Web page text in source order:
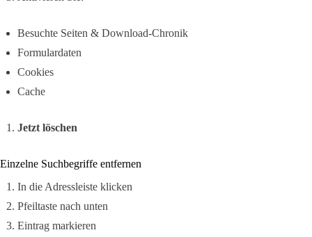
Besuchte Seiten & Download-Chronik
Formulardaten
Cookies
Cache
Jetzt löschen
Einzelne Suchbegriffe entfernen
In die Adressleiste klicken
Pfeiltaste nach unten
Eintrag markieren